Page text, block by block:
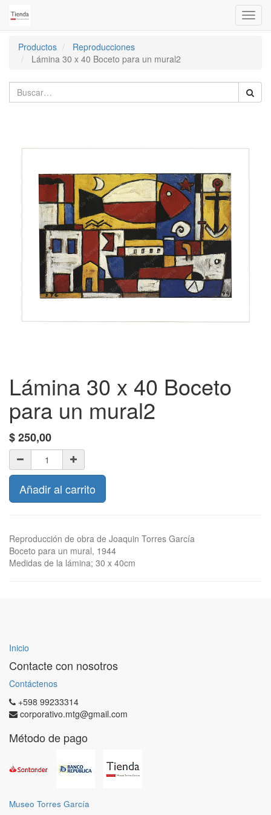
Productos
Reproducciones
Lámina 30 x 40 Boceto para un mural2
Lámina 30 x 40 Boceto
para un mural2
$250,00
Añadir al carrito
Reproducción de obra de Joaquin Torres García
Boceto para un mural, 1944
Medidas de la lámina; 30 x 40cm
Inicio
Contacte con nosotros
Contáctenos
+598 99233314
corporativo.mtg@gmail.com
Método de pago
Museo Torres García